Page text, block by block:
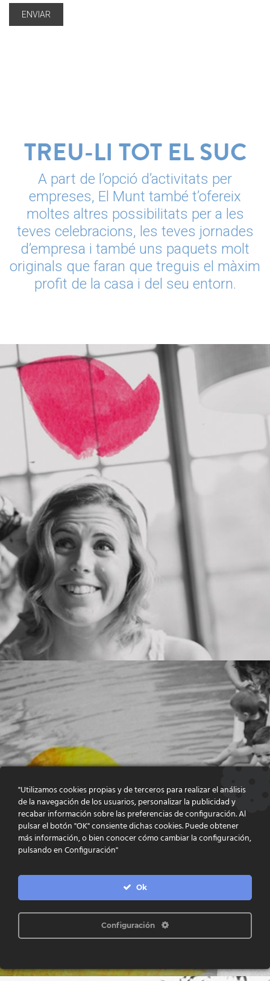
TREU-LI TOT EL SUC
A part de l’opció d’activitats per
empreses, El Munt també t’ofereix
moltes altres possibilitats per a les
teves celebracions, les teves jornades
d’empresa i també uns paquets molt
originals que faran que treguis el màxim
profit de la casa i del seu entorn.
RURAL&PACKS
"Utilizamos cookies propias y de terceros para realizar el análisis
de la navegación de los usuarios, personalizar la publicidad y
recabar información sobre las preferencias de configuración. Al
pulsar el botón "OK" consiente dichas cookies. Puede obtener
más información, o bien conocer cómo cambiar la configuración,
pulsando en Configuración"
Ok
Configuración